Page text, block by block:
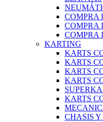
COMPRA
COMPRA
COMPRA
KARTING
KARTS
KARTS
KARTS
KARTS
KARTS
CHASIS Y